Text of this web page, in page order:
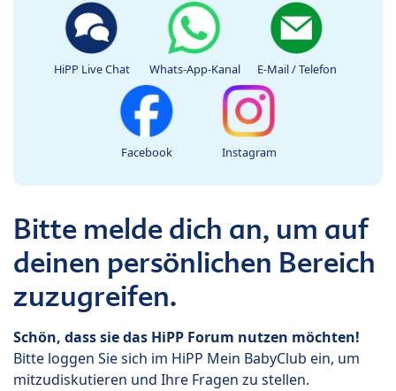
HiPP Live Chat Whats-App-Kanal E-Mail / Telefon
Facebook Instagram
Bitte melde dich an, um auf
deinen persönlichen Bereich
zuzugreifen.
Schön, dass sie das HiPP Forum nutzen möchten!
Bitte loggen Sie sich im HiPP Mein BabyClub ein, um
mitzudiskutieren und Ihre Fragen zu stellen.